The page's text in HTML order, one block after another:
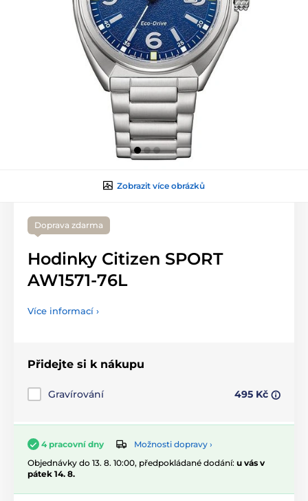
Zobrazit více obrázků
Doprava zdarma
Hodinky Citizen SPORT
AW1571-76L
Více informací ›
Přidejte si k nákupu
Gravírování 495 Kč
4 pracovní dny
Možnosti dopravy ›
Objednávky do 13. 8. 10:00, předpokládané dodání: u vás v
pátek 14. 8.